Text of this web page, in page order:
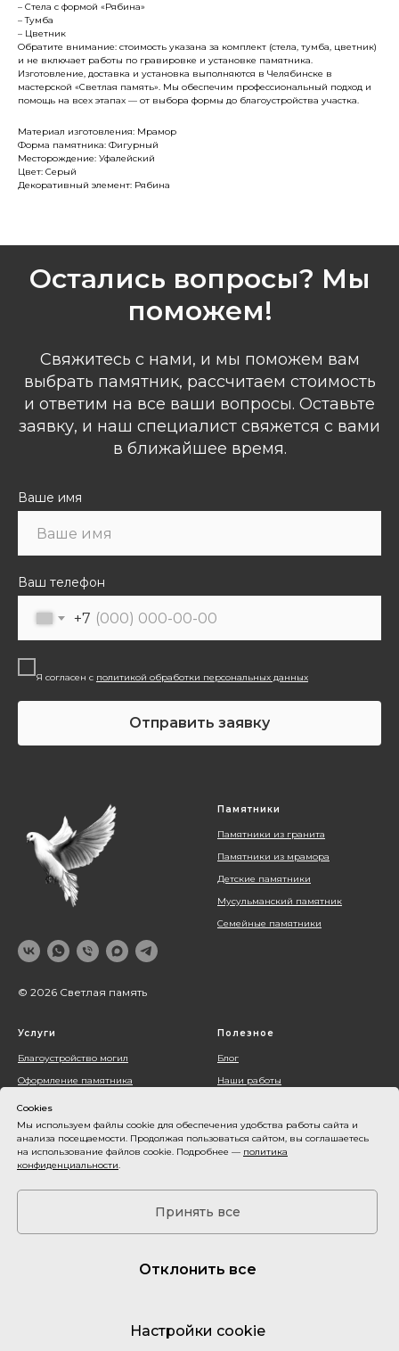
– Стела с формой «Рябина»
– Тумба
– Цветник
Обратите внимание: стоимость указана за комплект (стела, тумба, цветник)
и не включает работы по гравировке и установке памятника.
Изготовление, доставка и установка выполняются в Челябинске в
мастерской «Светлая память». Мы обеспечим профессиональный подход и
помощь на всех этапах — от выбора формы до благоустройства участка.
Материал изготовления: Мрамор
Форма памятника: Фигурный
Месторождение: Уфалейский
Цвет: Серый
Декоративный элемент: Рябина
Cookies
Мы используем файлы cookie для обеспечения удобства работы сайта и
анализа посещаемости. Продолжая пользоваться сайтом, вы соглашаетесь
на использование файлов cookie. Подробнее — политика
конфиденциальности.
Принять все
Отклонить все
Настройки cookie
Остались вопросы? Мы
поможем!
Свяжитесь с нами, и мы поможем вам
выбрать памятник, рассчитаем стоимость
и ответим на все ваши вопросы. Оставьте
заявку, и наш специалист свяжется с вами
в ближайшее время.
Ваше имя
Ваш телефон
+7
Я согласен с политикой обработки персональных данных
Отправить заявку
© 2026 Светлая память
Памятники
Памятники из гранита
Памятники из мрамора
Детские памятники
Мусульманский памятник
Семейные памятники
Услуги
Благоустройство могил
Оформление памятника
Полезное
Блог
Наши работы
Контакты
Карта сайта
коммерческих проектах. Данные предоставленные на сайте не являются